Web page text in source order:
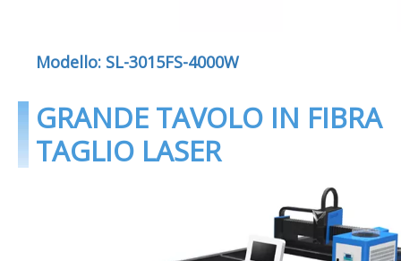
Modello: SL-3015FS-4000W
GRANDE TAVOLO IN FIBRA
TAGLIO LASER